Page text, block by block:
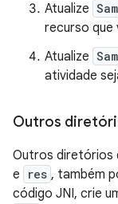
Atualize
recurso
Atualize
atividade
Outros
Outros diretórios
e res , também
código JNI, crie